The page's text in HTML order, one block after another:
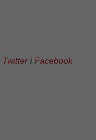
Twitter iFacebook